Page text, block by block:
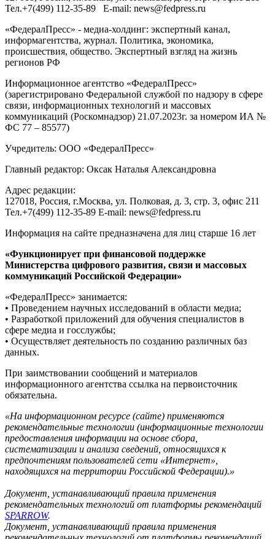
Тел.+7(499) 112-35-89 E-mail: news@fedpress.ru
«ФедералПресс» - медиа-холдинг: экспертный канал,
информагентства, журнал. Политика, экономика,
происшествия, общество. Экспертный взгляд на жизнь
регионов РФ
Информационное агентство «ФедералПресс»
(зарегистрировано Федеральной службой по надзору в сфере
связи, информационных технологий и массовых
коммуникаций (Роскомнадзор) 21.07.2023г. за номером ИА №
ФС 77 – 85577)
Учредитель: ООО «ФедералПресс»
Главный редактор: Оксак Наталья Александровна
Адрес редакции:
127018, Россия, г.Москва, ул. Полковая, д. 3, стр. 3, офис 211
Тел.+7(499) 112-35-89 E-mail: news@fedpress.ru
Информация на сайте предназначена для лиц старше 16 лет
«Функционирует при финансовой поддержке
Министерства цифрового развития, связи и массовых
коммуникаций Российской Федерации»
«ФедералПресс» занимается:
• Проведением научных исследований в области медиа;
• Разработкой приложений для обучения специалистов в
сфере медиа и госслужбы;
• Осуществляет деятельность по созданию различных баз
данных.
При заимствовании сообщений и материалов
информационного агентства ссылка на первоисточник
обязательна.
«На информационном ресурсе (сайте) применяются
рекомендательные технологии (информационные технологии
предоставления информации на основе сбора,
систематизации и анализа сведений, относящихся к
предпочтениям пользователей сети «Интернет»,
находящихся на территории Российской Федерации).»
Документ, устанавливающий правила применения
рекомендательных технологий от платформы рекомендаций
SPARROW.
Документ, устанавливающий правила применения